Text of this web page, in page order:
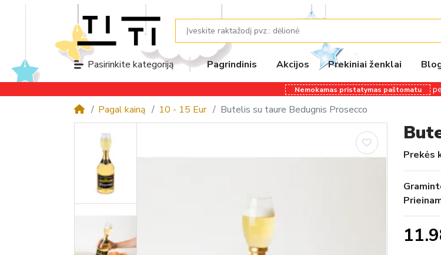
Pasirinkite kategoriją Pagrindinis Akcijos Prekiniai ženklai
Nemokamas pristatymas paštomatu
Pagal kainą 10 - 15 Eur Butelis su taure Bedugnis Prosecco
Prekės